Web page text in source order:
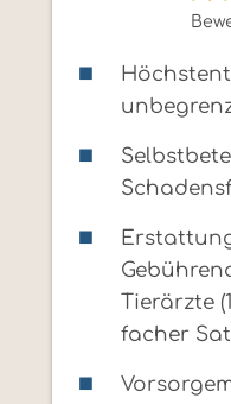
Tierärzte
facher